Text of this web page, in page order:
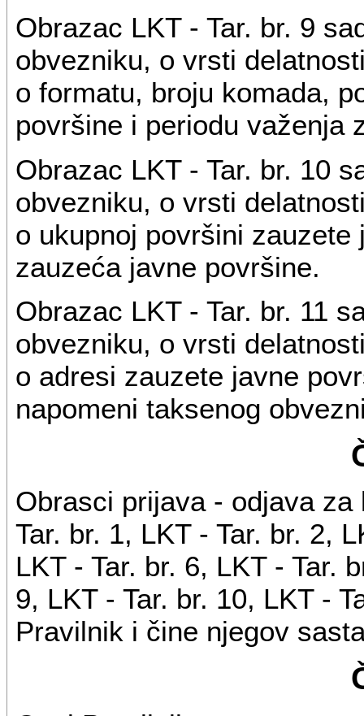
Obrazac LKT - Tar. br. 9
obvezniku, o vrsti
o formatu, broju komada,
površine i periodu važenja
Obrazac LKT - Tar. br. 10
obvezniku, o vrsti
o ukupnoj površini
zauzeća javne površine.
Obrazac LKT - Tar. br. 11
obvezniku, o vrsti
o adresi zauzete javne
napomeni taksenog
Obrasci prijava - odjava
Tar. br. 1, LKT - Tar. br. 2,
LKT - Tar. br. 6, LKT - Tar.
9, LKT - Tar. br. 10, LKT -
Pravilnik i čine njegov